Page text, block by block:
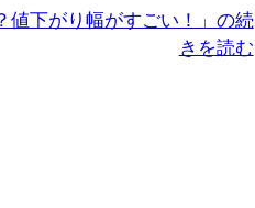
値下がり幅がすごい！」の続
きを読む